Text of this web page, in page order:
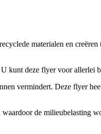
materialen en
kunt deze flyer voor allerlei
vermindert. Deze flyer
de milieubelasting